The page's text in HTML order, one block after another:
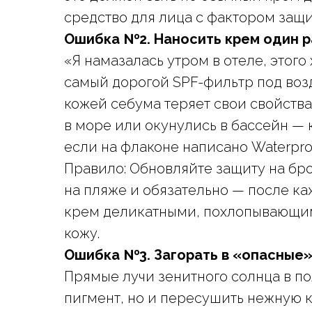
средство для лица с фактором
Ошибка №2. Наносить крем один
«Я намазалась утром в отеле,
самый дорогой SPF-фильтр под
кожей себума теряет свои
в море или окунулись в бассейн —
если на флаконе написано
Правило: Обновляйте защиту на
на пляже и обязательно — после
крем деликатными,
кожу.
Ошибка №3. Загорать в
Прямые лучи зенитного солнца в
пигмент, но и пересушить нежную